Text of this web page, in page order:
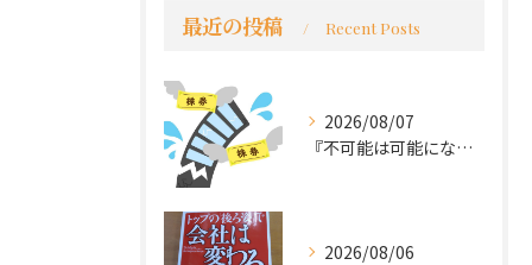
最近の投稿 Recent Posts
2026/08/07
『不可能は可能になる』
2026/08/06